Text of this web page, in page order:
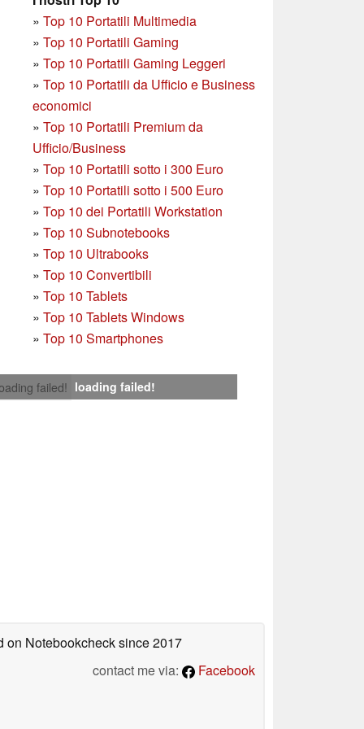
» Top 10 Portatili Multimedia
» Top 10 Portatili Gaming
» Top 10 Portatili Gaming Leggeri
» Top 10 Portatili da Ufficio e Business
economici
» Top 10 Portatili Premium da
Ufficio/Business
» Top 10 Portatili sotto i 300 Euro
» Top 10 Portatili sotto i 500 Euro
» Top 10 dei Portatili Workstation
» Top 10 Subnotebooks
» Top 10 Ultrabooks
» Top 10 Convertibili
» Top 10 Tablets
» Top 10 Tablets Windows
» Top 10 Smartphones
failed! loading failed!
on Notebookchecksince 2017
contact me via:
Facebook